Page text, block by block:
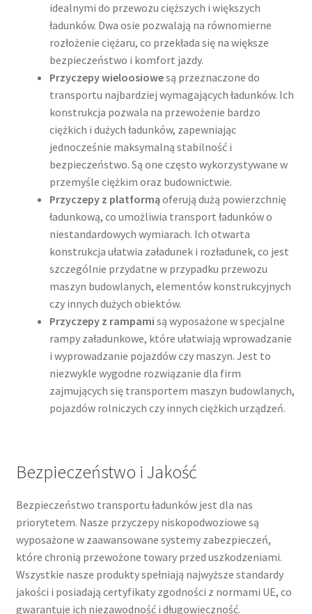
idealnymi do przewozu cięższych i większych
ładunków. Dwa osie pozwalają na równomierne
rozłożenie ciężaru, co przekłada się na większe
bezpieczeństwo i komfort jazdy.
Przyczepy wieloosiowesą przeznaczone do
transportu najbardziej wymagających ładunków. Ich
konstrukcja pozwala na przewożenie bardzo
ciężkich i dużych ładunków, zapewniając
jednocześnie maksymalną stabilność i
bezpieczeństwo. Są one często wykorzystywane w
przemyśle ciężkim oraz budownictwie.
Przyczepy z platformąoferują dużą powierzchnię
ładunkową, co umożliwia transport ładunków o
niestandardowych wymiarach. Ich otwarta
konstrukcja ułatwia załadunek i rozładunek, co jest
szczególnie przydatne w przypadku przewozu
maszyn budowlanych, elementów konstrukcyjnych
czy innych dużych obiektów.
Przyczepy z rampami są wyposażone w specjalne
rampy załadunkowe, które ułatwiają wprowadzanie
i wyprowadzanie pojazdów czy maszyn. Jest to
niezwykle wygodne rozwiązanie dla firm
zajmujących się transportem maszyn budowlanych,
pojazdów rolniczych czy innych ciężkich urządzeń.
Bezpieczeństwo i Jakość
Bezpieczeństwo transportu ładunków jest dla nas
priorytetem. Nasze przyczepy niskopodwoziowe są
wyposażone w zaawansowane systemy zabezpieczeń,
które chronią przewożone towary przed uszkodzeniami.
Wszystkie nasze produkty spełniają najwyższe standardy
jakości i posiadają certyfikaty zgodności z normami UE, co
gwarantuje ich niezawodność i długowieczność.